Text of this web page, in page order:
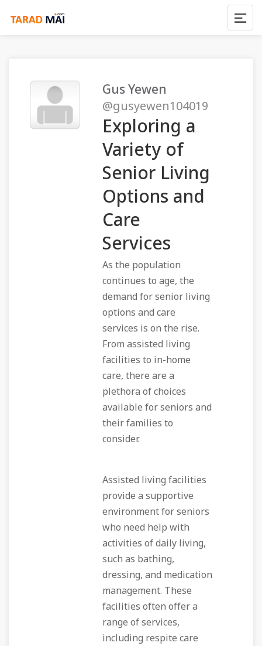
Gus Yewen
@gusyewen104019
Exploring a
Variety of
Senior Living
Options and
Care
Services
As the population
continues to age, the
demand for senior living
options and care
services is on the rise.
From assisted living
facilities to in-home
care, there are a
plethora of choices
available for seniors and
their families to
consider.
Assisted living facilities
provide a supportive
environment for seniors
who need help with
activities of daily living,
such as bathing,
dressing, and medication
management. These
facilities often offer a
range of services,
including respite care